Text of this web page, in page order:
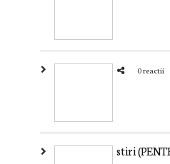
0 reactii
stiri